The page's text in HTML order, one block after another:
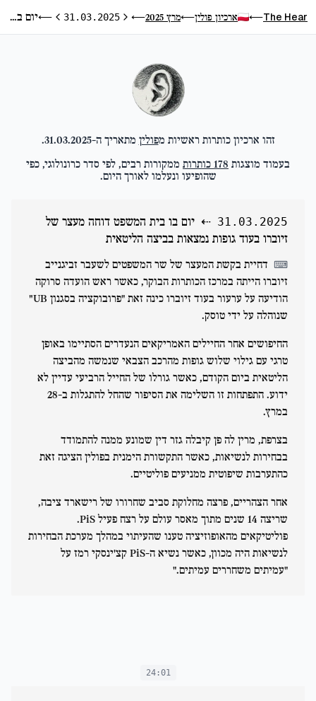
The Hear
⟵ ארכיון פולין⟵מרץ 2025 ⟵היום הקודם
31.03.2025 היום הבא
⟵ יום בו בית המשפט דוחה מעצר של זיוברו בעוד גופות נמצאות בביצה הליטאית
זהו ארכיון כותרות ראשיות מפולין מתאריך ה-31.03.2025
.
בעמוד מוצגות 178 כותרות ממקורות רבים, לפי סדר כרונולוגי, כפי
שהופיעו ונעלמו לאורך היום.
31.03.2025
⇠ יום בו בית המשפט דוחה מעצר של
זיוברו בעוד גופות נמצאות בביצה הליטאית
⌨ דחיית בקשת המעצר של שר המשפטים לשעבר זביגנייב
זיוברו הייתה במרכז הכותרות הבוקר, כאשר ראש הועדה סרוקה
הודיעה על ערעור בעוד זיוברו כינה זאת "פרובוקציה בסגנון UB"
שנוהלה על ידי טוסק.
החיפושים אחר החיילים האמריקאים הנעדרים הסתיימו באופן
טרגי עם גילוי שלוש גופות מהרכב הצבאי שנמשה מהביצה
הליטאית ביום הקודם, כאשר גורלו של החייל הרביעי עדיין לא
ידוע. התפתחות זו השלימה את הסיפור שהחל להתגלות ב-28
במרץ.
בצרפת, מרין לה פן קיבלה גזר דין שמונע ממנה להתמודד
בבחירות לנשיאות, כאשר התקשורת הימנית בפולין הציגה זאת
כהתערבות שיפוטית ממניעים פוליטיים.
אחר הצהריים, פרצה מחלוקת סביב שחרורו של רישארד ציבה,
שריצה 14 שנים מתוך מאסר עולם על רצח פעיל PiS.
פוליטיקאים מהאופוזיציה טענו שהעיתוי במהלך מערכת הבחירות
לנשיאות היה מכוון, כאשר נשיא ה-PiS קצ'ינסקי רמז על
"עמיתים משחררים עמיתים."
24:01